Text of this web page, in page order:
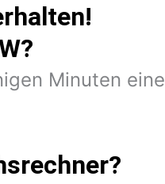
Minuten eine